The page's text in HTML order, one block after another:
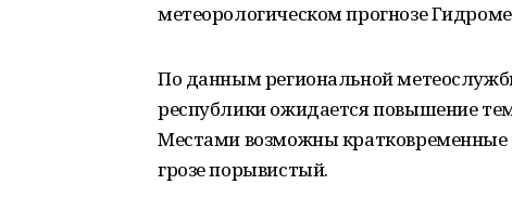
метеорологическом прогнозе
По данным региональной
республики ожидается повышение
Местами возможны кратковременные
грозе порывистый.